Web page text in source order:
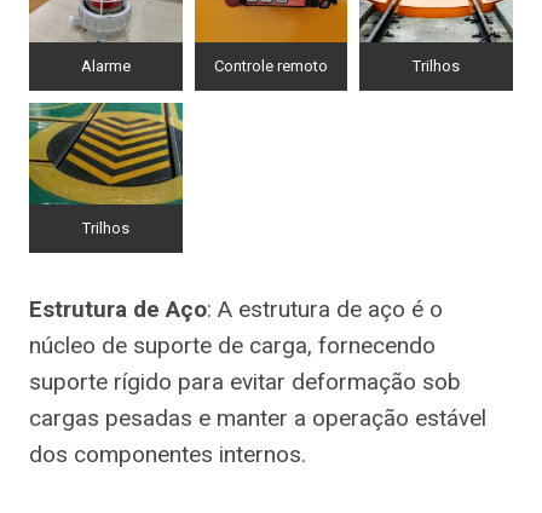
Alarme Controle remoto Trilhos
Trilhos
Estrutura de Aço: A estrutura de aço é o
núcleo de suporte de carga, fornecendo
suporte rígido para evitar deformação sob
cargas pesadas e manter a operação estável
dos componentes internos.